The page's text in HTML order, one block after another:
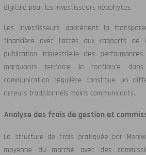
digitale pour les investisseurs néophytes.
Les investisseurs apprécient la
financière avec l’accès aux rapports de
publication trimestrielle des
marquants renforce la confiance
communication régulière constitue un
acteurs traditionnels moins communicants.
Analyse des frais de gestion et
La structure de frais pratiquée par
moyenne du marché avec des